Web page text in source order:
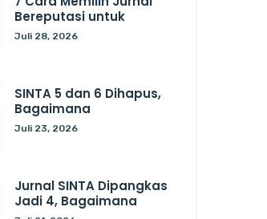
Bereputasi untuk
Juli 28, 2026
SINTA 5 dan 6 Dihapus,
Bagaimana
Juli 23, 2026
Jurnal SINTA Dipangkas
Jadi 4, Bagaimana